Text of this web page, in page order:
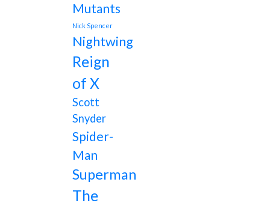
Mutants
Nick Spencer
Nightwing
Reign
of X
Scott
Snyder
Spider-
Man
Superman
The